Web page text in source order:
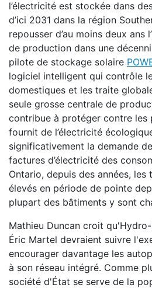
l’électricité est stockée dans
d’ici 2031 dans la région
repousser d’au moins deux ans
de production dans une
pilote de stockage solaire
logiciel intelligent qui contrôle
domestiques et les traite
seule grosse centrale de
contribue à protéger contre les
fournit de l’électricité
significativement la demande
factures d’électricité des
Ontario, depuis des années,
élevés en période de pointe
plupart des bâtiments y sont
Mathieu Duncan croit
Éric Martel devraient suivre
encourager davantage les
à son réseau intégré. Comme
société d'État se serve de la